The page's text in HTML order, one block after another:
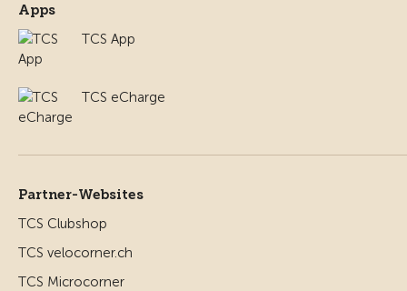
Apps
TCS App
TCS eCharge
Partner-Websites
TCS Clubshop
TCS velocorner.ch
TCS Microcorner